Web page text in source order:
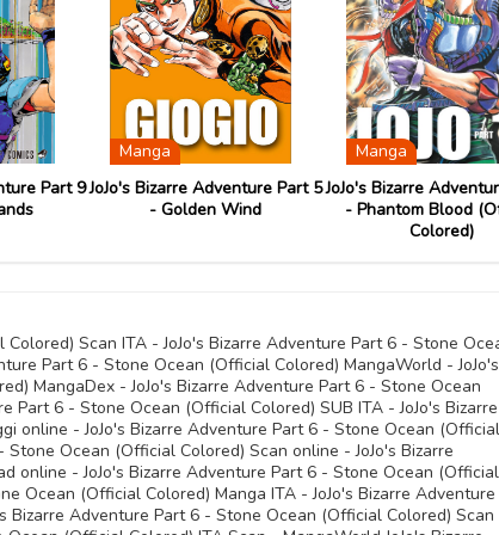
09 Novembre
09 Novembre
09 Novembre
09 Novembre
09 Novembre
09 Novembre
09 Novembre
09 Novembre
Part 9
Manga
JoJo's Bizarre Adventure Part 5
- Golden Wind
Manga
JoJo's Bizarre Adventure
- Phantom Blood
Colored)
Scan ITA - JoJo's Bizarre Adventure Part 6 - Stone
Part 6 - Stone Ocean (Official Colored) MangaWorld - JoJo's
MangaDex - JoJo's Bizarre Adventure Part 6 - Stone Ocean
Part 6 - Stone Ocean (Official Colored) SUB ITA - JoJo's Bizarre
online - JoJo's Bizarre Adventure Part 6 - Stone Ocean (Official
Ocean (Official Colored) Scan online - JoJo's Bizarre
online - JoJo's Bizarre Adventure Part 6 - Stone Ocean (Official
Ocean (Official Colored) Manga ITA - JoJo's Bizarre
Bizarre Adventure Part 6 - Stone Ocean (Official Colored) Scan